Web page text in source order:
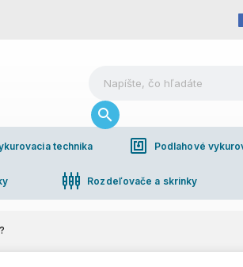
technika nfc Podlahové
settings_input_component Rozdeľovače a skrinky